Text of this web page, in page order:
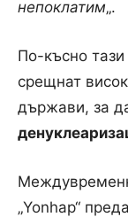
непоклатим„.
По-късно
срещнат
държави, за
„Yonhap“